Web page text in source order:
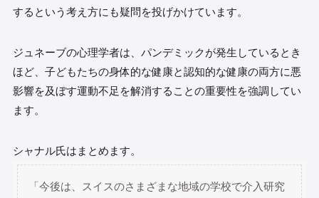
するという考え方にも疑問を投げかけています。
ジュネーブの心理学者は、パンデミックが発生しているとき
ほど、子どもたちの身体的な健康と認知的な健康の両方に悪
影響を及ぼす運動不足を解消することの重要性を強調してい
ます。
シャナル氏はまとめます。
「今後は、スイスのさまざまな地域の学校で介入研究